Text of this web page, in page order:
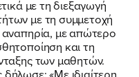
με τη διεξαγωγή
με τη συμμετοχή
αναπηρία, με απώτερο
και τη
των μαθητών.
«Με ιδιαίτερη